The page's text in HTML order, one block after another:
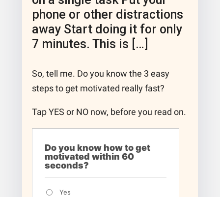
phone or other distractions
away Start doing it for only
7 minutes. This is […]
So, tell me. Do you know the 3 easy
steps to get motivated really fast?
Tap YES or NO now, before you read on.
Do you know how to get
motivated within 60
seconds?
Yes